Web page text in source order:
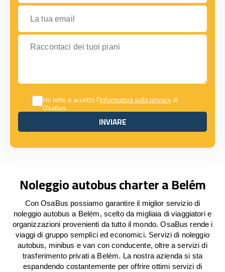
La tua email
Raccontaci dei tuoi piani
Ho letto e accetto l’Informativa sulla privacydi
OsaBus
INVIARE
INVIARE
Noleggio autobus charter a Belém
Con OsaBus possiamo garantire il miglior servizio di
noleggio autobus a Belém, scelto da migliaia di viaggiatori e
organizzazioni provenienti da tutto il mondo. OsaBus rende i
viaggi di gruppo semplici ed economici. Servizi di noleggio
autobus, minibus e van con conducente, oltre a servizi di
trasferimento privati a Belém. La nostra azienda si sta
espandendo costantemente per offrire ottimi servizi di